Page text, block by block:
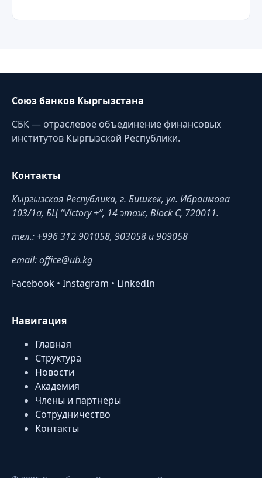
Союз банков Кыргызстана
СБК — отраслевое объединение финансовых
институтов Кыргызской Республики.
Контакты
Кыргызская Республика, г. Бишкек, ул. Ибраимова
103/1a, БЦ “Victory +”, 14 этаж, Block C, 720011.
тел.: +996 312 901058, 903058 и 909058
email: office@ub.kg
Facebook • Instagram • LinkedIn
Навигация
Главная
Структура
Новости
Академия
Члены и партнеры
Сотрудничество
Контакты